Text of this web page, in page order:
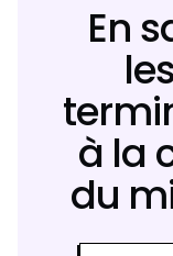
En
à la
du